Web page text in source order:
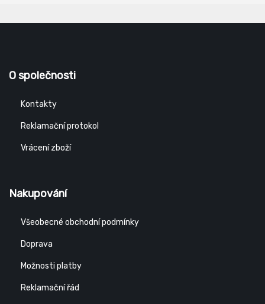
O společnosti
Kontakty
Reklamační protokol
Vrácení zboží
Nakupování
Všeobecné obchodní podmínky
Doprava
Možnosti platby
Reklamační řád